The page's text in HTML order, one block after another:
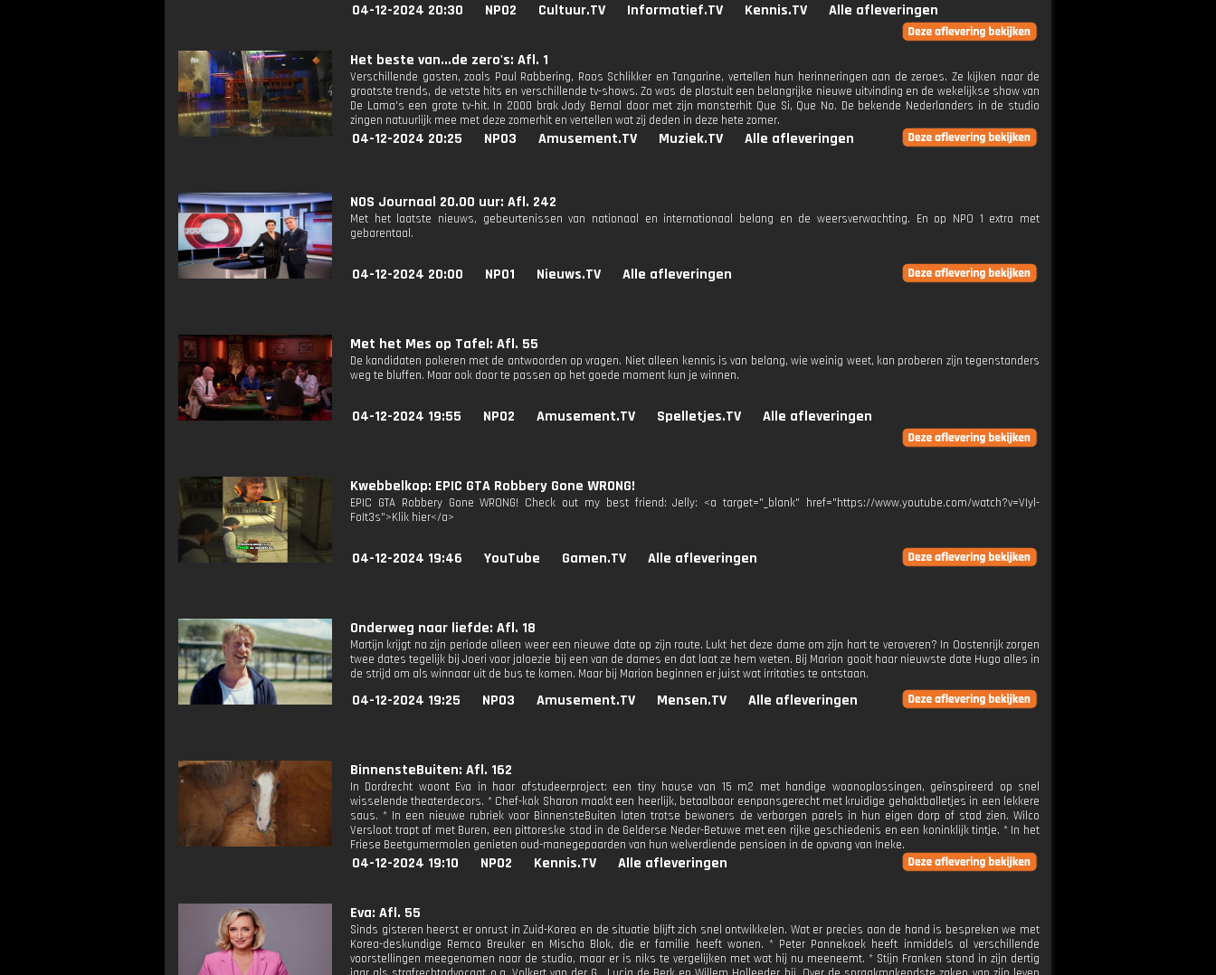
04-12-2024 20:30 NPO2 Cultuur.TV Informatief.TV Kennis.TV Alle afleveringen
Het beste van...de zero's: Afl. 1
Verschillende gasten, zoals Paul Rabbering, Roos Schlikker en Tangarine, vertellen hun herinneringen aan de zeroes. Ze kijken naar de
grootste trends, de vetste hits en verschillende tv-shows. Zo was de plastuit een belangrijke nieuwe uitvinding en de wekelijkse show van
De Lama's een grote tv-hit. In 2000 brak Jody Bernal door met zijn monsterhit Que Si, Que No. De bekende Nederlanders in de studio
zingen natuurlijk mee met deze zomerhit en vertellen wat zij deden in deze hete zomer.
04-12-2024 20:25 NPO3 Amusement.TV Muziek.TV Alle afleveringen
NOS Journaal 20.00 uur: Afl. 242
Met het laatste nieuws, gebeurtenissen van nationaal en internationaal belang en de weersverwachting. En op NPO 1 extra met
gebarentaal.
04-12-2024 20:00 NPO1 Nieuws.TV Alle afleveringen
Met het Mes op Tafel: Afl. 55
De kandidaten pokeren met de antwoorden op vragen. Niet alleen kennis is van belang, wie weinig weet, kan proberen zijn tegenstanders
weg te bluffen. Maar ook door te passen op het goede moment kun je winnen.
04-12-2024 19:55 NPO2 Amusement.TV Spelletjes.TV Alle afleveringen
Kwebbelkop: EPIC GTA Robbery Gone WRONG!
EPIC GTA Robbery Gone WRONG! Check out my best friend: Jelly: <a target="_blank" href="https://www.youtube.com/watch?v=VIyl-
FoIt3s">Klik hier</a>
04-12-2024 19:46 YouTube Gamen.TV Alle afleveringen
Onderweg naar liefde: Afl. 18
Martijn krijgt na zijn periode alleen weer een nieuwe date op zijn route. Lukt het deze dame om zijn hart te veroveren? In Oostenrijk zorgen
twee dates tegelijk bij Joeri voor jaloezie bij een van de dames en dat laat ze hem weten. Bij Marion gooit haar nieuwste date Hugo alles in
de strijd om als winnaar uit de bus te komen. Maar bij Marion beginnen er juist wat irritaties te ontstaan.
04-12-2024 19:25 NPO3 Amusement.TV Mensen.TV Alle afleveringen
BinnensteBuiten: Afl. 162
In Dordrecht woont Eva in haar afstudeerproject: een tiny house van 15 m2 met handige woonoplossingen, geïnspireerd op snel
wisselende theaterdecors. * Chef-kok Sharon maakt een heerlijk, betaalbaar eenpansgerecht met kruidige gehaktballetjes in een lekkere
saus. * In een nieuwe rubriek voor BinnensteBuiten laten trotse bewoners de verborgen parels in hun eigen dorp of stad zien. Wilco
Versloot trapt af met Buren, een pittoreske stad in de Gelderse Neder-Betuwe met een rijke geschiedenis en een koninklijk tintje. * In het
Friese Beetgumermolen genieten oud-manegepaarden van hun welverdiende pensioen in de opvang van Ineke.
04-12-2024 19:10 NPO2 Kennis.TV Alle afleveringen
Eva: Afl. 55
Sinds gisteren heerst er onrust in Zuid-Korea en de situatie blijft zich snel ontwikkelen. Wat er precies aan de hand is bespreken we met
Korea-deskundige Remco Breuker en Mischa Blok, die er familie heeft wonen. * Peter Pannekoek heeft inmiddels al verschillende
voorstellingen meegenomen naar de studio, maar er is niks te vergelijken met wat hij nu meeneemt. * Stijn Franken stond in zijn dertig